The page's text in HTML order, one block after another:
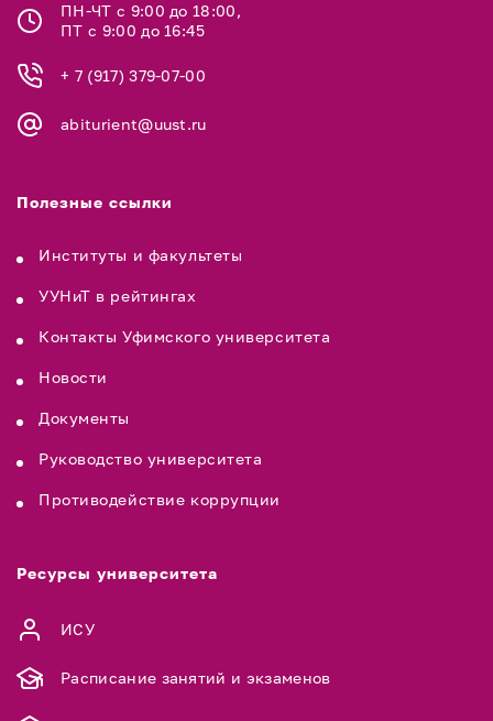
ПН-ЧТ с 9:00 до 18:00,
ПТ с 9:00 до 16:45
+ 7 (917) 379-07-00
abiturient@uust.ru
Полезные ссылки
Институты и факультеты
УУНиТ в рейтингах
Контакты Уфимского университета
Новости
Документы
Руководство университета
Противодействие коррупции
Ресурсы университета
ИСУ
Расписание занятий и экзаменов